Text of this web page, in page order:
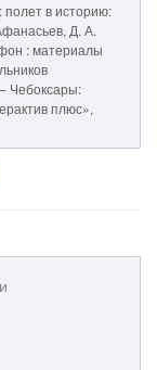
в историю:
Д. А.
: материалы
Чебоксары:
плюс»,